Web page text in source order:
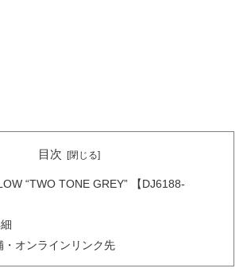
目次
“TWO TONE GREY” 【DJ6188-
・オンラインリンク先